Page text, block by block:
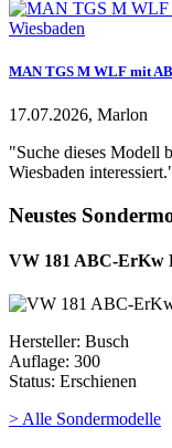
MAN TGS M WLF mit
17.07.2026, Marlon
"Suche dieses Modell
Wiesbaden
Neustes
VW 181 ABC-ErKw
Hersteller: Busch
Auflage: 300
Status: Erschienen
> Alle Sondermodelle